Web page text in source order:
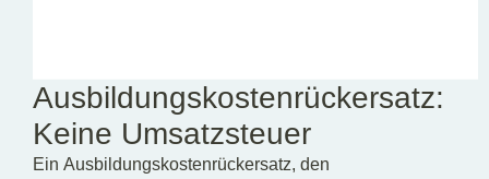
Ausbildungskostenrückersatz:
Keine Umsatzsteuer
Ein Ausbildungskostenrückersatz, den